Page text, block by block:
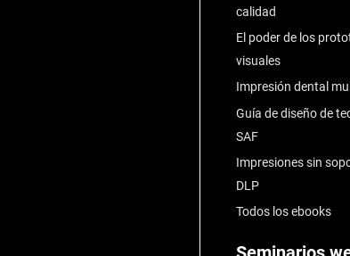
calidad
El poder de los
visuales
Impresión dental
Guía de diseño de
SAF
Impresiones sin
DLP
Todos los ebooks